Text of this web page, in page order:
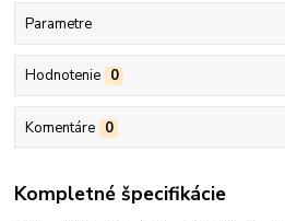
Parametre
Hodnotenie 0
Komentáre 0
Kompletné špecifikácie